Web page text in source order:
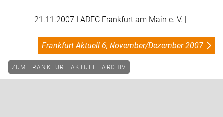
21.11.2007 I ADFC Frankfurt am Main e. V. |
Frankfurt Aktuell 6, November/Dezember 2007
ZUM FRANKFURT AKTUELL ARCHIV